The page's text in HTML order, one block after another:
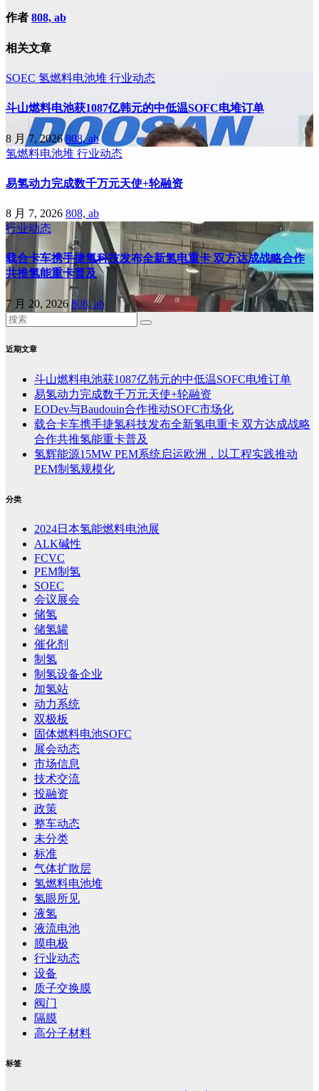
作者 808, ab
相关文章
SOEC 氢燃料电池堆 行业动态
斗山燃料电池获1087亿韩元的中低温SOFC电堆订单
8 月 7, 2026808, ab
氢燃料电池堆 行业动态
易氢动力完成数千万元天使+轮融资
8 月 7, 2026 808, ab
行业动态
载合卡车携手捷氢科技发布全新氢电重卡 双方达成战略合作
共推氢能重卡普及
7 月 20, 2026808, ab
近期文章
斗山燃料电池获1087亿韩元的中低温SOFC电堆订单
易氢动力完成数千万元天使+轮融资
EODev与Baudouin合作推动SOFC市场化
载合卡车携手捷氢科技发布全新氢电重卡 双方达成战略
合作共推氢能重卡普及
氢辉能源15MW PEM系统启运欧洲，以工程实践推动
PEM制氢规模化
分类
2024日本氢能燃料电池展
ALK碱性
FCVC
PEM制氢
SOEC
会议展会
储氢
储氢罐
催化剂
制氢
制氢设备企业
加氢站
动力系统
双极板
固体燃料电池SOFC
展会动态
市场信息
技术交流
投融资
政策
整车动态
未分类
标准
气体扩散层
氢燃料电池堆
氢眼所见
液氢
液流电池
膜电极
行业动态
设备
质子交换膜
阀门
隔膜
高分子材料
标签